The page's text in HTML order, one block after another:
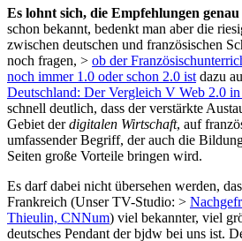
Es lohnt sich, die Empfehlungen genau
schon bekannt, bedenkt man aber die
zwischen deutschen und französischen
noch fragen, > ob der
noch immer 1.0 oder schon 2.0 ist dazu
Deutschland: Der Vergleich V Web 2.0
schnell deutlich, dass der verstärkte
Gebiet derdigitalen Wirtschaft, auf
umfassender Begriff, der auch die
Seiten große Vorteile bringen wird.
Es darf dabei nicht übersehen werden,
Frankreich (Unser TV-Studio: >
Thieulin, CNNum) viel bekannter, viel
deutsches Pendant der bjdw bei uns ist.